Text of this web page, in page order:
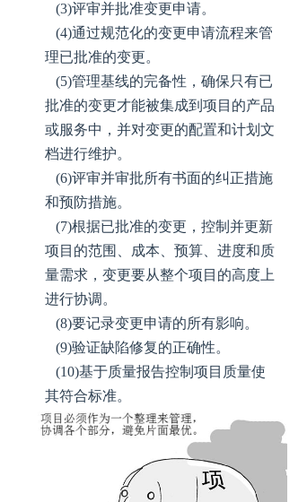
(3)评审并批准变更申请。
(4)通过规范化的变更申请流程来管
理已批准的变更。
(5)管理基线的完备性，确保只有已
批准的变更才能被集成到项目的产品
或服务中，并对变更的配置和计划文
档进行维护。
(6)评审并审批所有书面的纠正措施
和预防措施。
(7)根据已批准的变更，控制并更新
项目的范围、成本、预算、进度和质
量需求，变更要从整个项目的高度上
进行协调。
(8)要记录变更申请的所有影响。
(9)验证缺陷修复的正确性。
(10)基于质量报告控制项目质量使
其符合标准。